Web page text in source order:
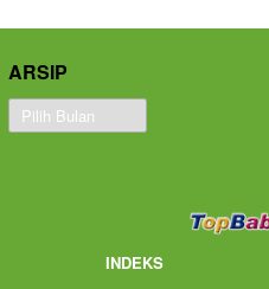
ARSIP
Arsip
INDEKS